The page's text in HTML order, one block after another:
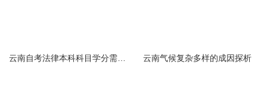
云南气候复杂多样的成因探析